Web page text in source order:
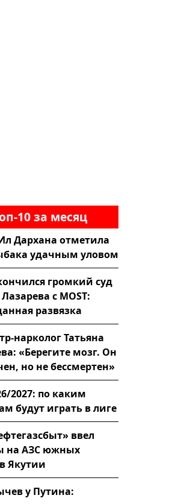
10 за месяц
Дархана отметила
удачным уловом
громкий суд
с MOST:
развязка
нарколог Татьяна
«Берегите мозг. Он
но не бессмертен»
2027: по каким
будут играть в лиге
ввел
на АЗС южных
Якутии
у Путина: